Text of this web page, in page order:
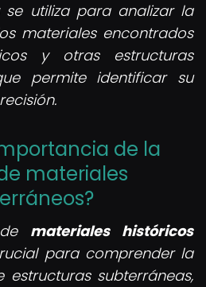
se utiliza para analizar la
materiales encontrados
y otras estructuras
permite identificar su
de la
materiales
materiales históricos
para comprender la
subterráneas,